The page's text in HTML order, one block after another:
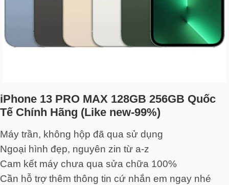
iPhone 13 PRO MAX 128GB 256GB Quốc
Tế Chính Hãng (Like new-99%)
Máy trần, không hộp đã qua sử dụng
Ngoại hình đẹp, nguyên zin từ a-z
Cam kết máy chưa qua sửa chữa 100%
Cần hỗ trợ thêm thông tin cứ nhắn em ngay nhé